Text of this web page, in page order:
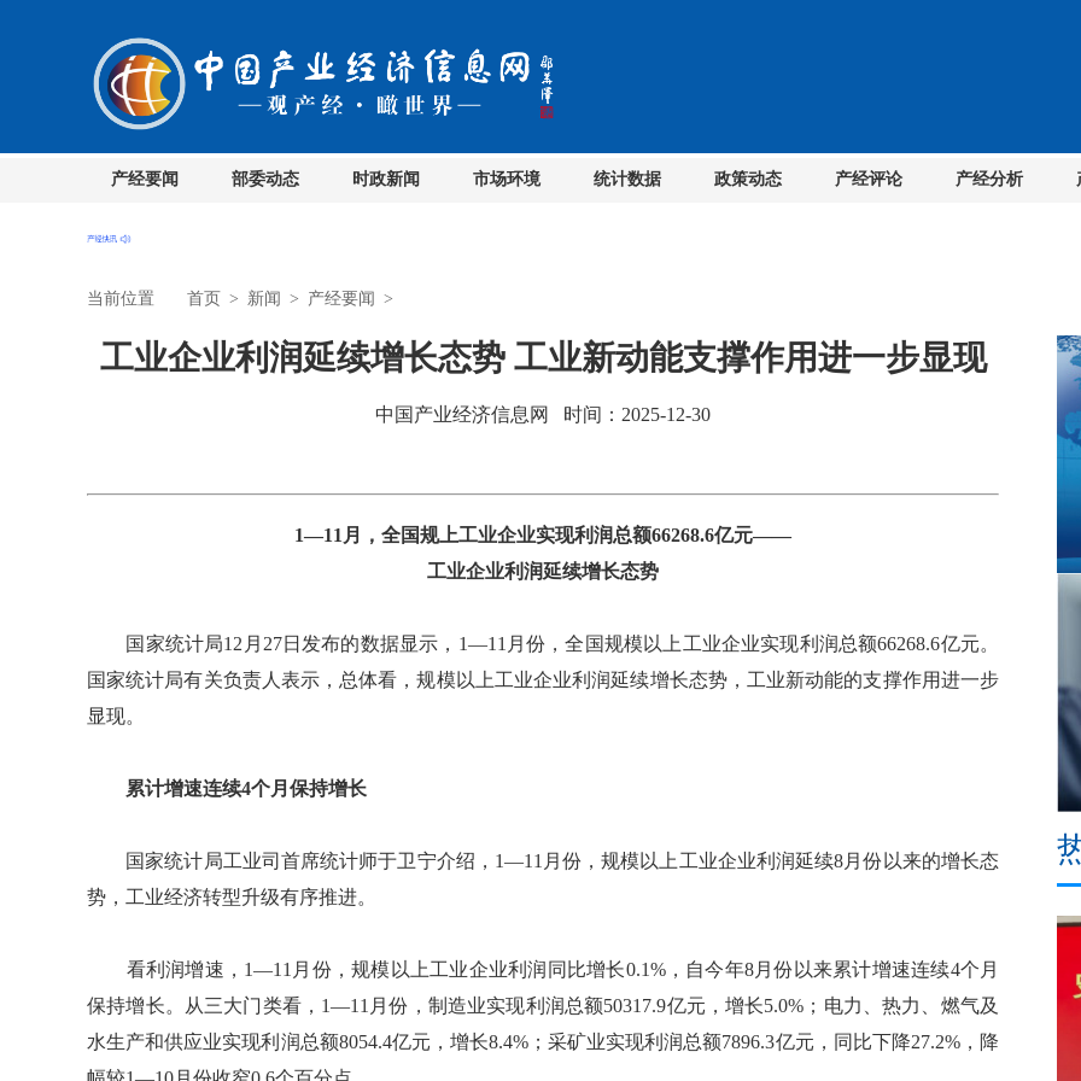
产经要闻 部委动态 时政新闻 市场环境 统计数据 政策动态 产经评论 产经分析
当前位置 首页 > 新闻 > 产经要闻 >
工业企业利润延续增长态势 工业新动能支撑作用进一步显现
中国产业经济信息网 时间：2025-12-30
1—11月，全国规上工业企业实现利润总额66268.6亿元——
工业企业利润延续增长态势
国家统计局12月27日发布的数据显示，1—11月份，全国规模以上工业企业实现利润总额66268.6亿元。
国家统计局有关负责人表示，总体看，规模以上工业企业利润延续增长态势，工业新动能的支撑作用进一步
显现。
累计增速连续4个月保持增长
国家统计局工业司首席统计师于卫宁介绍，1—11月份，规模以上工业企业利润延续8月份以来的增长态
势，工业经济转型升级有序推进。
看利润增速，1—11月份，规模以上工业企业利润同比增长0.1%，自今年8月份以来累计增速连续4个月
保持增长。从三大门类看，1—11月份，制造业实现利润总额50317.9亿元，增长5.0%；电力、热力、燃气及
水生产和供应业实现利润总额8054.4亿元，增长8.4%；采矿业实现利润总额7896.3亿元，同比下降27.2%，降